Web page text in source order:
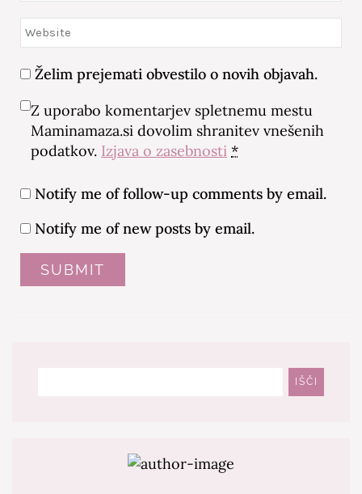
Želim prejemati obvestilo o novih objavah.
Z uporabo komentarjev spletnemu mestu
Maminamaza.si dovolim shranitev vnešenih
podatkov. Izjava o zasebnosti *
Notify me of follow-up comments by email.
Notify me of new posts by email.
IŠČI